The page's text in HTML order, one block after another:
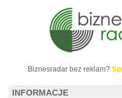
Biznesradar bez reklam?
INFORMACJE